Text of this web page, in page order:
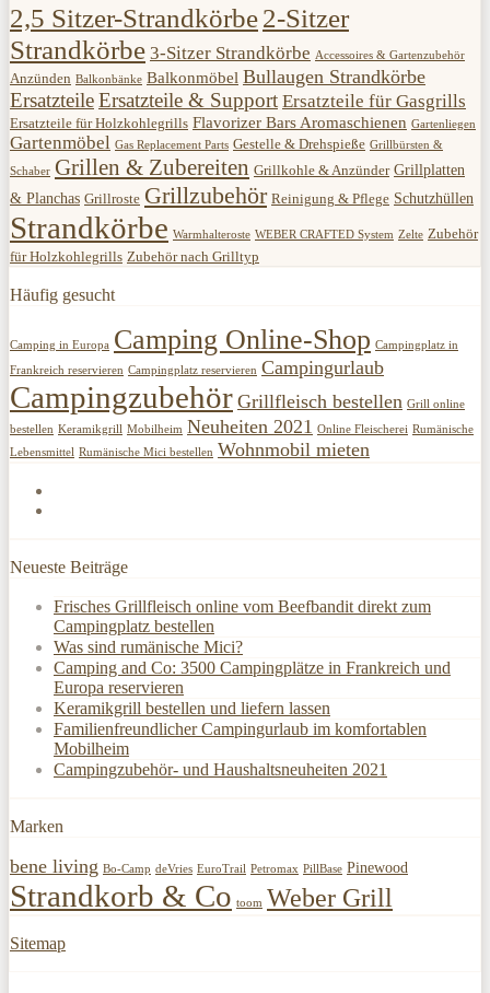
2,5 Sitzer-Strandkörbe2-Sitzer
Strandkörbe 3-Sitzer Strandkörbe Accessoires & Gartenzubehör
Anzünden Balkonbänke Balkonmöbel Bullaugen Strandkörbe
ErsatzteileErsatzteile & Support Ersatzteile für Gasgrills
Ersatzteile für Holzkohlegrills Flavorizer Bars Aromaschienen Gartenliegen
Gartenmöbel Gas Replacement Parts Gestelle & Drehspieße Grillbürsten &
Schaber Grillen & Zubereiten Grillkohle & Anzünder Grillplatten
& Planchas Grillroste Grillzubehör Reinigung & Pflege Schutzhüllen
Strandkörbe Warmhalteroste WEBER CRAFTED System Zelte Zubehör
für Holzkohlegrills Zubehör nach Grilltyp
Häufig gesucht
Camping in Europa Camping Online-Shop Campingplatz in
Frankreich reservieren Campingplatz reservieren Campingurlaub
Campingzubehör Grillfleisch bestellen Grill online
bestellen Keramikgrill Mobilheim Neuheiten 2021 Online Fleischerei Rumänische
Lebensmittel Rumänische Mici bestellen Wohnmobil mieten
Neueste Beiträge
Frisches Grillfleisch online vom Beefbandit direkt zum
Campingplatz bestellen
Was sind rumänische Mici?
Camping and Co: 3500 Campingplätze in Frankreich und
Europa reservieren
Keramikgrill bestellen und liefern lassen
Familienfreundlicher Campingurlaub im komfortablen
Mobilheim
Campingzubehör- und Haushaltsneuheiten 2021
Marken
bene living Bo-Camp deVries EuroTrail Petromax PillBase Pinewood
Strandkorb & Co toom Weber Grill
Sitemap